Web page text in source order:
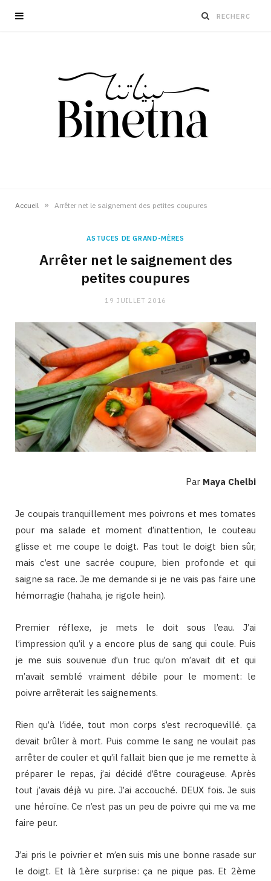
Accueil » Arrêter net le saignement des petites coupures
ASTUCES DE GRAND-MÈRES
Arrêter net le saignement des
petites coupures
19 JUILLET 2016
Par Maya Chelbi
Je coupais tranquillement mes poivrons et mes tomates
pour ma salade et moment d’inattention, le couteau
glisse et me coupe le doigt. Pas tout le doigt bien sûr,
mais c’est une sacrée coupure, bien profonde et qui
saigne sa race. Je me demande si je ne vais pas faire une
hémorragie (hahaha, je rigole hein).
Premier réflexe, je mets le doit sous l’eau. J’ai
l’impression qu’il y a encore plus de sang qui coule. Puis
je me suis souvenue d’un truc qu’on m’avait dit et qui
m’avait semblé vraiment débile pour le moment: le
poivre arrêterait les saignements.
Rien qu’à l’idée, tout mon corps s’est recroquevillé. ça
devait brûler à mort. Puis comme le sang ne voulait pas
arrêter de couler et qu’il fallait bien que je me remette à
préparer le repas, j’ai décidé d’être courageuse. Après
tout j’avais déjà vu pire. J’ai accouché. DEUX fois. Je suis
une héroïne. Ce n’est pas un peu de poivre qui me va me
faire peur.
J’ai pris le poivrier et m’en suis mis une bonne rasade sur
le doigt. Et là 1ère surprise: ça ne pique pas. Et 2ème